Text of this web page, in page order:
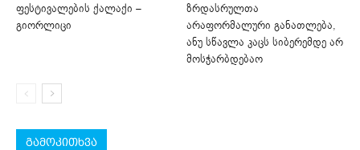
ფესტივალების ქალაქი –
გიორლიცი
ზრდასრულთა
არაფორმალური განათლება,
ანუ სწავლა კაცს სიბერემდე არ
მოსჭარბდებაო
გამოკითხვა